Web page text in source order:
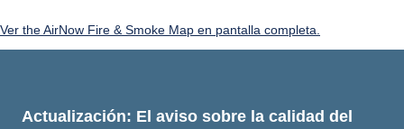
Ver the AirNow Fire & Smoke Map en pantalla completa.
Actualización: El aviso sobre la calidad del